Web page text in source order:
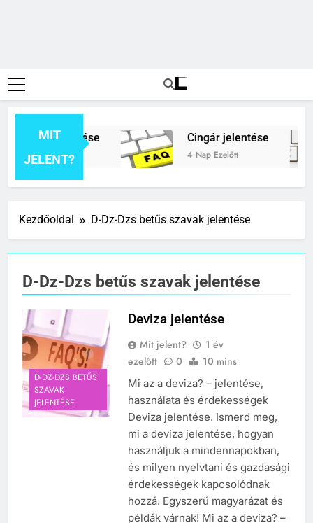
MIT
JELENT?
jelentése Cingár jelentése
4 Nap Ezelőtt
Kezdőoldal D-Dz-Dzs betűs szavak jelentése
D-Dz-Dzs betűs szavak jelentése
D-DZ-DZS BETŰS
SZAVAK
JELENTÉSE
Deviza jelentése
Mit jelent?
1 év
ezelőtt
0 10 mins
Mi az a deviza? – jelentése,
használata és érdekességek
Deviza jelentése. Ismerd meg,
mi a deviza jelentése, hogyan
használjuk a mindennapokban,
és milyen nyelvtani és gazdasági
érdekességek kapcsolódnak
hozzá. Egyszerű magyarázat és
példák várnak! Mi az a deviza? –